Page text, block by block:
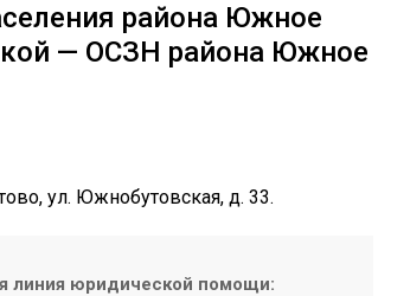
района Южное
— ОСЗН района Южное
ул. Южнобутовская, д. 33.
линия юридической помощи: